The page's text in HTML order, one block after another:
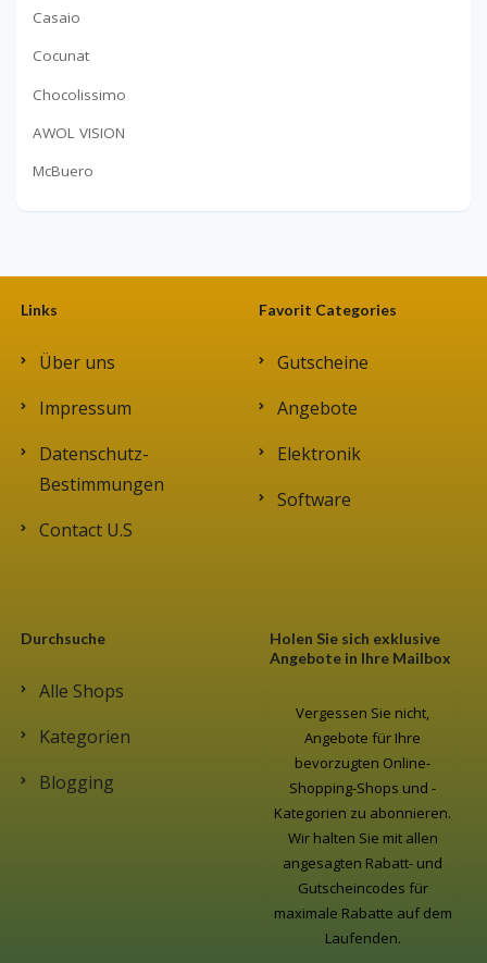
Casaio
Cocunat
Chocolissimo
AWOL VISION
McBuero
Links
Über uns
Impressum
Datenschutz-
Bestimmungen
Contact U.S
Favorit Categories
Gutscheine
Angebote
Elektronik
Software
Durchsuche
Alle Shops
Kategorien
Blogging
Holen Sie sich exklusive
Angebote in Ihre Mailbox
Vergessen Sie nicht,
Angebote für Ihre
bevorzugten Online-
Shopping-Shops und -
Kategorien zu abonnieren.
Wir halten Sie mit allen
angesagten Rabatt- und
Gutscheincodes für
maximale Rabatte auf dem
Laufenden.